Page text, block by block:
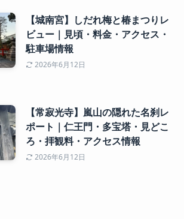
【城南宮】しだれ梅と椿まつりレ
ビュー｜見頃・料金・アクセス・
駐車場情報
2026年6月12日
【常寂光寺】嵐山の隠れた名刹レ
ポート｜仁王門・多宝塔・見どこ
ろ・拝観料・アクセス情報
2026年6月12日